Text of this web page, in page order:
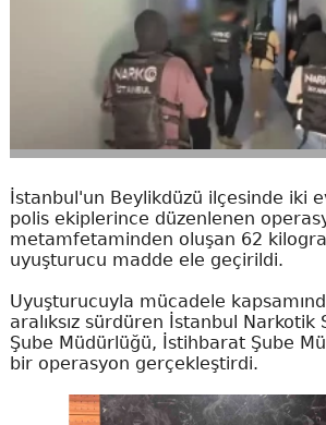
İstanbul'un Beylikdüzü ilçesinde iki
polis ekiplerince düzenlenen
metamfetaminden oluşan 62
uyuşturucu madde ele geçirildi.
Uyuşturucuyla mücadele
aralıksız sürdüren İstanbul Narkotik
Şube Müdürlüğü, İstihbarat Şube
bir operasyon gerçekleştirdi.